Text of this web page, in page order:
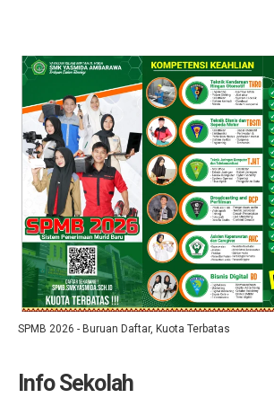
SPMB 2026 - Buruan Daftar, Kuota Terbatas
Info Sekolah